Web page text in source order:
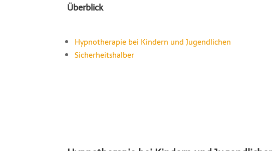
Überblick
Hypnotherapie bei Kindern und Jugendlichen
Sicherheitshalber